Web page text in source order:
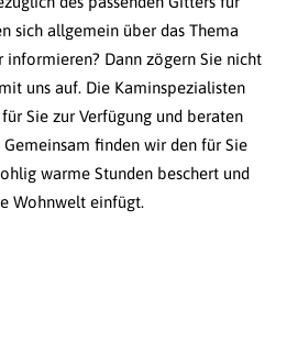
sich allgemein über das Thema
informieren? Dann zögern Sie nicht
uns auf. Die Kaminspezialisten
Sie zur Verfügung und beraten
finden wir den für Sie
warme Stunden beschert und
Wohnwelt einfügt.